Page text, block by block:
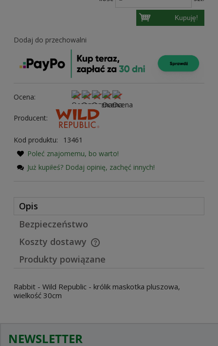
Kupuję!
Dodaj do przechowalni
Ocena:
Producent:
Kod produktu:
13461
Poleć znajomemu, bo warto!
Już kupiłeś? Dodaj opinię, zachęć innych!
Opis
Bezpieczeństwo
Koszty dostawy
Cena nie zawiera ewentualnych kosztów płatności
Produkty powiązane
Rabbit - Wild Republic - królik maskotka pluszowa,
wielkość 30cm
NEWSLETTER